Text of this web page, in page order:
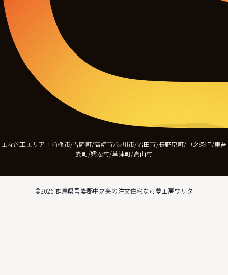
主な施工エリア：前橋市/吉岡町/高崎市/渋川市/沼田市/長野原町/中之条町/東吾
妻町/嬬恋村/草津町/高山村
©2026 群馬県吾妻郡中之条の注文住宅なら夢工房ワリタ